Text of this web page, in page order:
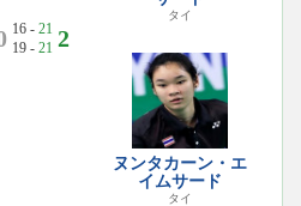
16 - 21
19 - 21 2
タイ
ヌンタカーン・エ
イムサード
タイ